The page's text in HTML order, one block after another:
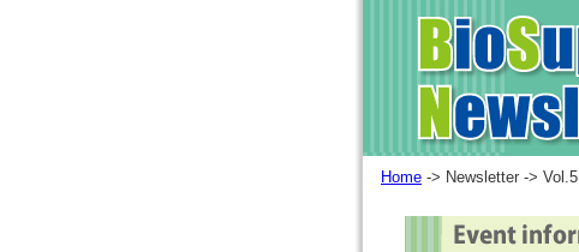
Home -> Newsletter -> Vol.5